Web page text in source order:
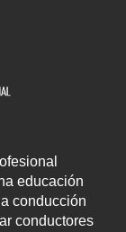
educación
conducción
conductores